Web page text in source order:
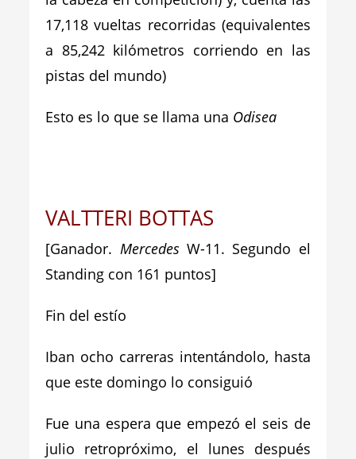
17,118 vueltas recorridas (equivalentes
a 85,242 kilómetros corriendo en las
pistas del mundo)
Esto es lo que se llama una Odisea
VALTTERI BOTTAS
[Ganador. MercedesW-11. Segundo el
Standing con 161 puntos]
Fin del estío
Iban ocho carreras intentándolo, hasta
que este domingo lo consiguió
Fue una espera que empezó el seis de
julio retropróximo, el lunes después